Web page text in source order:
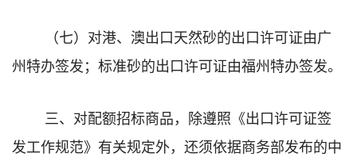
（七）对港、澳出口天然砂的出口许可证由广
州特办签发；标准砂的出口许可证由福州特办签发。
三、对配额招标商品，除遵照《出口许可证签
发工作规范》有关规定外，还须依据商务部发布的中